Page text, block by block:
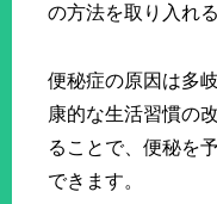
の方法を取り入れ
便秘症の原因は多
康的な生活習慣の
ることで、便秘を
できます。